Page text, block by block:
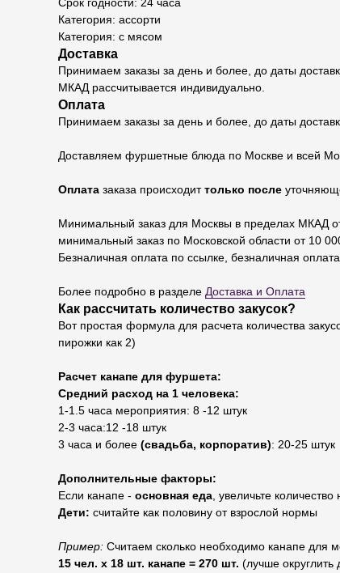
Категория: ассорти
Категория: с мясом
Доставка
Принимаем заказы за день и более, до даты
МКАД рассчитывается индивидуально.
Оплата
Принимаем заказы за день и более, до даты
Доставляем фуршетные блюда по Москве и всей
Оплата заказа происходиттолько после
Минимальный заказ для Москвы в пределах МКАД от
минимальный заказ по Московской области от 10
Безналичная оплата по ссылке, безналичная
Более подробно в разделе Доставка и Оплата
Как рассчитать количество закусок?
Вот простая формула для расчета количества
пирожки как 2)
Расчет канапе для фуршета:
Средний расход на 1 человека:
1-1.5 часа мероприятия: 8 -12 штук
2-3 часа:12 -18 штук
3 часа и более (свадьба, корпоратив): 20-25 штук
Дополнительные факторы:
Если канапе - основная еда , увеличьте
Дети: считайте как половину от взрослой нормы
Пример: Считаем сколько необходимо канапе для
15 чел. х 18 шт. канапе = 270 шт. (лучше